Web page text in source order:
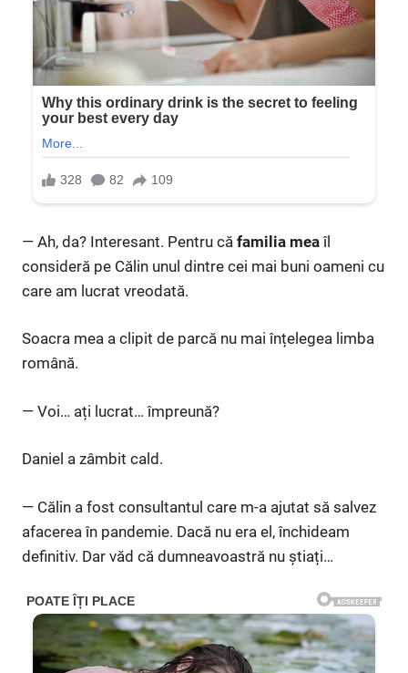
— Ah, da? Interesant. Pentru că familia meaîl
consideră pe Călin unul dintre cei mai buni oameni cu
care am lucrat vreodată.
Soacra mea a clipit de parcă nu mai înțelegea limba
română.
— Voi… ați lucrat… împreună?
Daniel a zâmbit cald.
— Călin a fost consultantul care m-a ajutat să salvez
afacerea în pandemie. Dacă nu era el, închideam
definitiv. Dar văd că dumneavoastră nu știați…